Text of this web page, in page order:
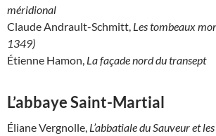
méridional
Claude Andrault-Schmitt, Les tombeaux
1349)
Étienne Hamon, La façade nord du transept
L’abbaye Saint-Martial
Éliane Vergnolle, L’abbatiale du Sauveur et